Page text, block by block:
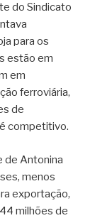
do Sindicato
para os
estão em
em
ferroviária,
de
competitivo.
de Antonina
menos
exportação,
milhões de